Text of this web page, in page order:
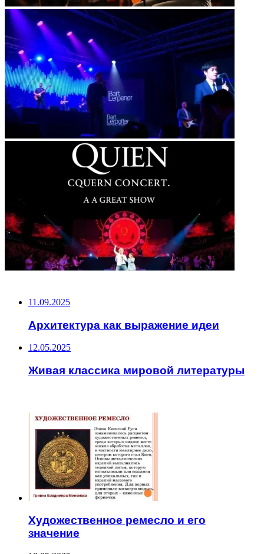
11.09.2025
Архитектура как выражение идеи
12.05.2025
Живая классика мировой литературы
Художественное ремесло и его
значение